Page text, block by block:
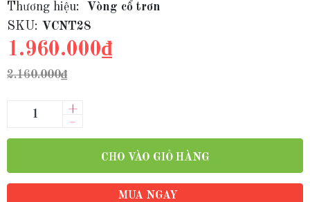
Thương hiệu:
Vòng cổ trơn
SKU: VCNT28
1.960.000₫
2.160.000₫
–
+
CHO VÀO GIỎ HÀNG
MUA NGAY